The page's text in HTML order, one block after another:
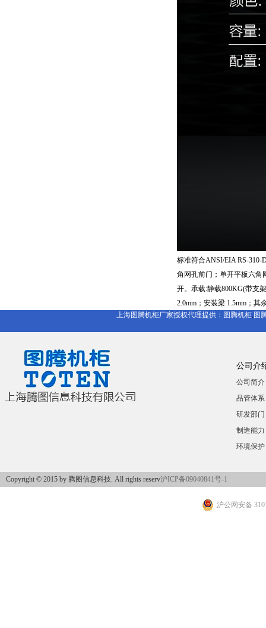
标准符合ANSI/EIA RS-310-
角网孔前门；单开平板六角
开。承载:静载800KG(带支
2.0mm；安装梁 1.5mm；
上海图腾机柜厂家授权代理提供： 图腾机柜, 图
公司介
公司简介
品管体系
研发部门
制造能力
环境保护
Copyright © 2015 by 腾图信息科技. All rights reserv沪ICP备09040841号-1
沪公网安备